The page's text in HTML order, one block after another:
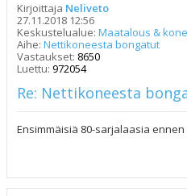
Kirjoittaja Neliveto
27.11.2018 12:56
Keskustelualue: Maatalous &
Aihe: Nettikoneesta bongatut
Vastaukset: 8650
Luettu: 972054
Re: Nettikoneesta
Ensimmäisiä 80-sarjalaasia